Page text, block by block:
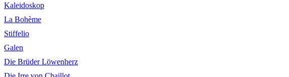
Kaleidoskop
La Bohème
Stiffelio
Galen
Die Brüder Löwenherz